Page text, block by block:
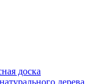
доска
дерева